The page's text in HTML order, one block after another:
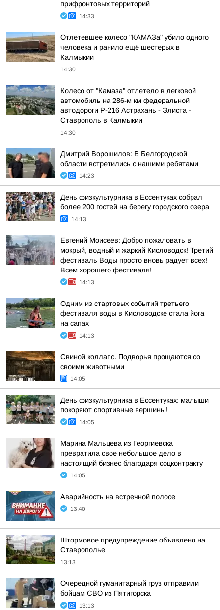
прифронтовых территорий
14:33
Отлетевшее колесо "КАМАЗа" убило одного
человека и ранило ещё шестерых в
Калмыкии
14:30
Колесо от "Камаза" отлетело в легковой
автомобиль на 286-м км федеральной
автодороги Р-216 Астрахань - Элиста -
Ставрополь в Калмыкии
14:30
Дмитрий Ворошилов: В Белгородской
области встретились с нашими ребятами
14:23
День физкультурника в Ессентуках собрал
более 200 гостей на берегу городского озера
14:13
Евгений Моисеев: Добро пожаловать в
мокрый, водный и жаркий Кисловодск! Третий
фестиваль Воды просто вновь радует всех!
Всем хорошего фестиваля!
14:13
Одним из стартовых событий третьего
фестиваля воды в Кисловодске стала йога
на сапах
14:13
Свиной коллапс. Подворья прощаются со
своими животными
14:05
День физкультурника в Ессентуках: малыши
покоряют спортивные вершины!
14:05
Марина Мальцева из Георгиевска
превратила свое небольшое дело в
настоящий бизнес благодаря соцконтракту
14:05
Аварийность на встречной полосе
13:40
Штормовое предупреждение объявлено на
Ставрополье
13:13
Очередной гуманитарный груз отправили
бойцам СВО из Пятигорска
13:13